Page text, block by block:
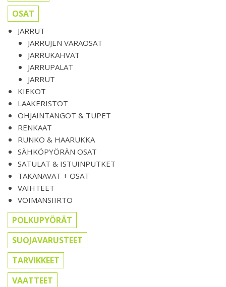
OSAT
JARRUT
JARRUJEN VARAOSAT
JARRUKAHVAT
JARRUPALAT
JARRUT
KIEKOT
LAAKERISTOT
OHJAINTANGOT & TUPET
RENKAAT
RUNKO & HAARUKKA
SÄHKÖPYÖRÄN OSAT
SATULAT & ISTUINPUTKET
TAKANAVAT + OSAT
VAIHTEET
VOIMANSIIRTO
POLKUPYÖRÄT
SUOJAVARUSTEET
TARVIKKEET
VAATTEET